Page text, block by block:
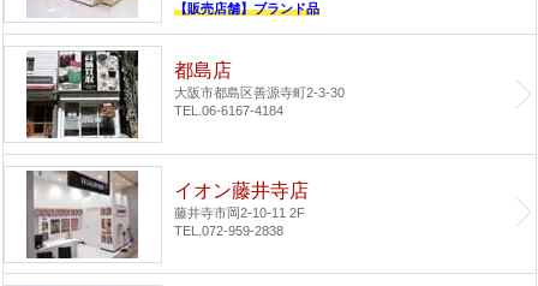
【販売店舗】ブランド品
都島店
大阪市都島区善源寺町2-3-30
TEL.06-6167-4184
イオン藤井寺店
藤井寺市岡2-10-11 2F
TEL.072-959-2838